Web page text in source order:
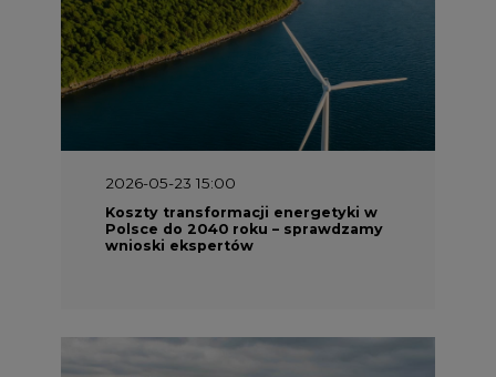
Koszty transformacji energetyki w
Polsce do 2040 roku – sprawdzamy